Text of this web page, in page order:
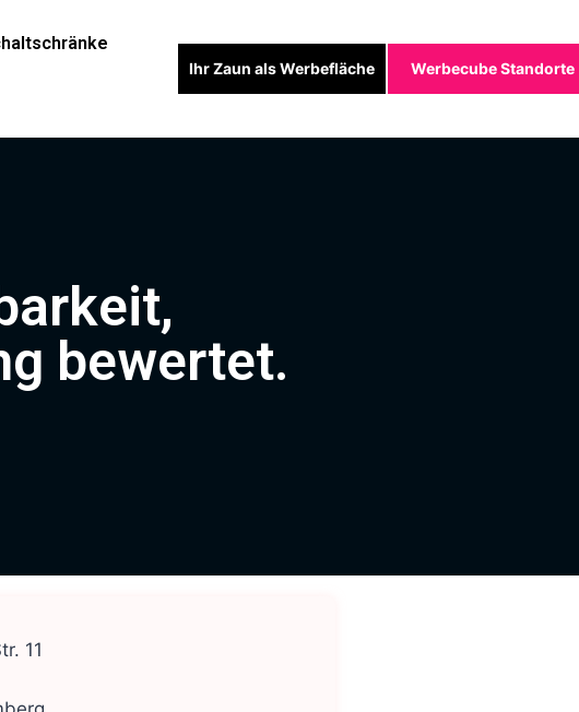
Ihr Zaun als Werbefläche Werbecube Standorte
bewertet.
11